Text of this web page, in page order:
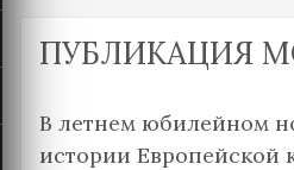
ПУБЛИКАЦИЯ
В летнем юбилейном
истории Европейской